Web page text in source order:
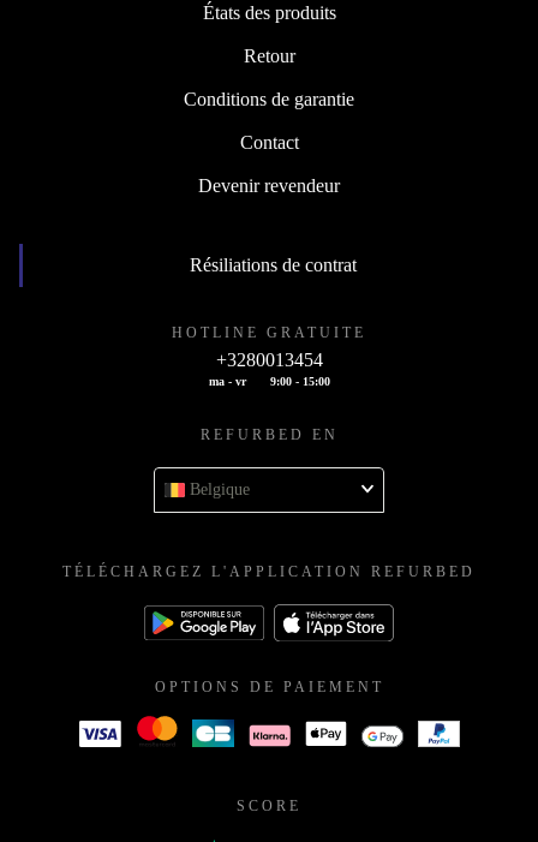
États des produits
Retour
Conditions de garantie
Contact
Devenir revendeur
Résiliations de contrat
HOTLINE GRATUITE
+3280013454
ma - vr 9:00 - 15:00
REFURBED EN
Belgique
TÉLÉCHARGEZ L'APPLICATION REFURBED
OPTIONS DE PAIEMENT
SCORE